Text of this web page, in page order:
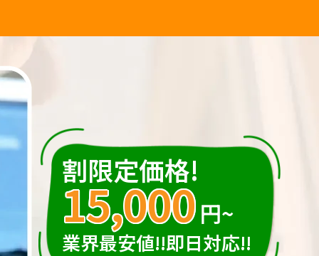
割限定価格!
15,000 円~
業界最安値!!即日対応!!